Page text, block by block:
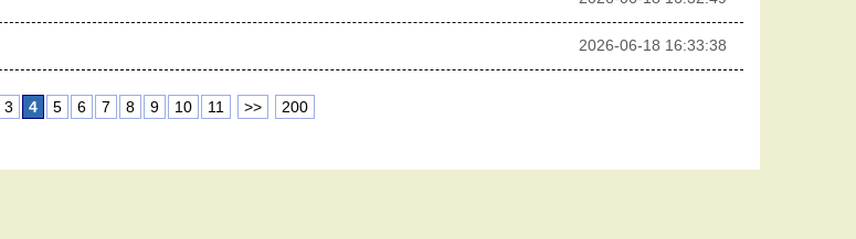
2026-06-18 16:33:38
3 4 5 6 7 8 9 10 11 >> 200